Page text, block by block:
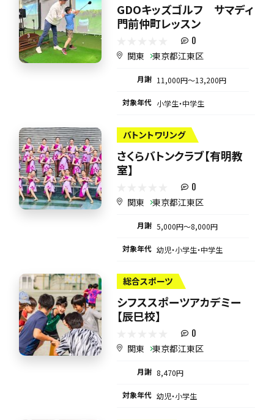
GDOキッズゴルフ サマディ
門前仲町レッスン
0
関東 東京都江東区
月謝 11,000円〜13,200円
対象年代 小学生・中学生
バトントワリング
さくらバトンクラブ【有明教
室】
0
関東 東京都江東区
月謝 5,000円〜8,000円
対象年代 幼児・小学生・中学生
総合スポーツ
シフススポーツアカデミー
【辰巳校】
0
関東 東京都江東区
月謝 8,470円
対象年代 幼児・小学生